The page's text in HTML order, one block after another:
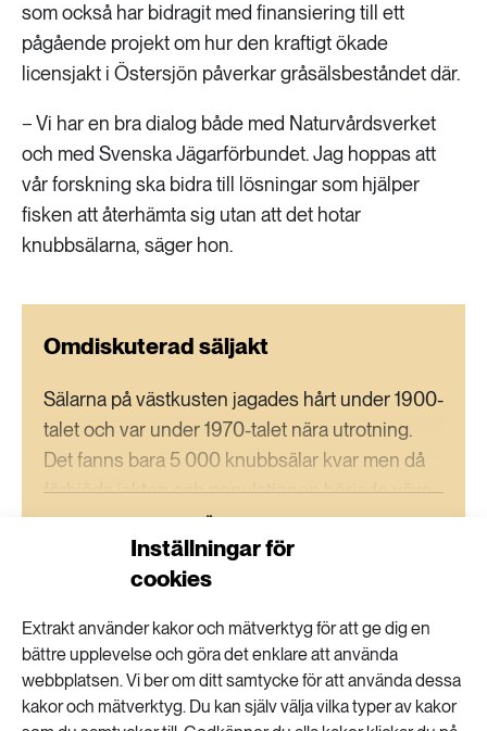
Inställningar för
cookies
Extrakt använder kakor och mätverktyg för att ge dig en
bättre upplevelse och göra det enklare att använda
webbplatsen. Vi ber om ditt samtycke för att använda dessa
kakor och mätverktyg. Du kan själv välja vilka typer av kakor
som också har bidragit med finansiering till ett
pågående projekt om hur den kraftigt ökade
licensjakt i Östersjön påverkar gråsälsbeståndet där.
− Vi har en bra dialog både med Naturvårdsverket
och med Svenska Jägarförbundet. Jag hoppas att
vår forskning ska bidra till lösningar som hjälper
fisken att återhämta sig utan att det hotar
knubbsälarna, säger hon.
Omdiskuterad säljakt
Sälarna på västkusten jagades hårt under 1900-
talet och var under 1970-talet nära utrotning.
Det fanns bara 5 000 knubbsälar kvar men då
förbjöds jakten och populationen började växa.
Idag finns det cirka 25 000 knubbsälar i hela
Kattegatt och Skagerrak alla länder men den
Charlie Olofsson text
VISA KOMMENTARER (0) OCH DELA